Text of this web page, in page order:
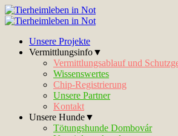
Unsere Projekte
Vermittlungsinfo▼
Vermittlungsablauf und
Wissenswertes
Chip-Registrierung
Unsere Partner
Kontakt
Unsere Hunde▼
Tötungshunde Dombovár